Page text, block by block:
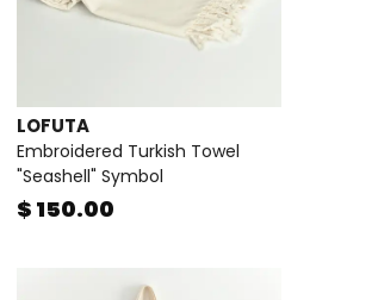
LOFUTA
Embroidered Turkish Towel
"Seashell" Symbol
$ 150.00